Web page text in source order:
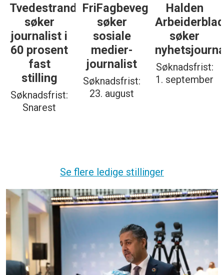
Tvedestrandsposten
søker
journalist i
60 prosent
fast
stilling
Søknadsfrist:
Snarest
FriFagbevegelse
søker
sosiale
medier-
journalist
Søknadsfrist:
23. august
Halden
Arbeiderblad
søker
Søknadsfrist:
1. september
Se flere ledige stillinger